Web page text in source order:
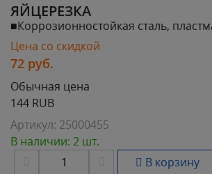
ЯЙЦЕРЕЗКА
■Коррозионностойкая сталь,
Цена со скидкой
72 руб.
Обычная цена
144 RUB
Артикул: 25000455
В наличии: 2 шт.
В корзину